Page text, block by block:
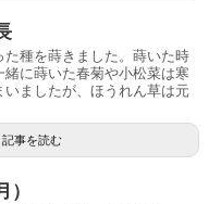
種を蒔きました。蒔いた時
に蒔いた春菊や小松菜は寒
いましたが、ほうれん草は元
記事を読む